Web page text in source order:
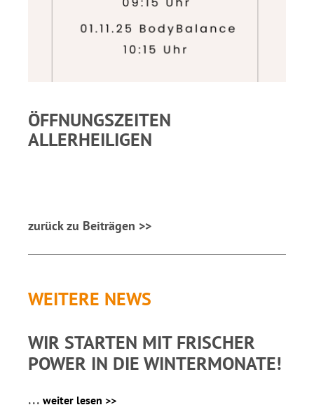
ÖFFNUNGSZEITEN
ALLERHEILIGEN
zurück zu Beiträgen >>
WEITERE NEWS
WIR STARTEN MIT FRISCHER
POWER IN DIE WINTERMONATE!
... weiter lesen >>